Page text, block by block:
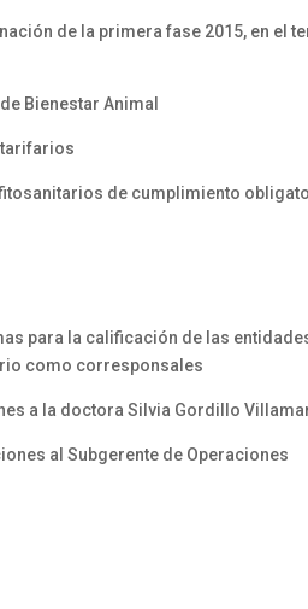
de la primera fase 2015, en el
Bienestar Animal
de cumplimiento
para la calificación de las
como corresponsales
a la doctora Silvia Gordillo
al Subgerente de Operaciones